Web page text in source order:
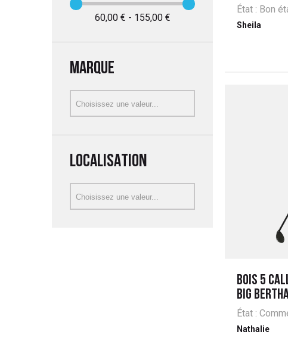
60,00 € - 155,00 €
MARQUE
LOCALISATION
État : Bon
Sheila
BOIS 5
BIG
État :
Nathalie